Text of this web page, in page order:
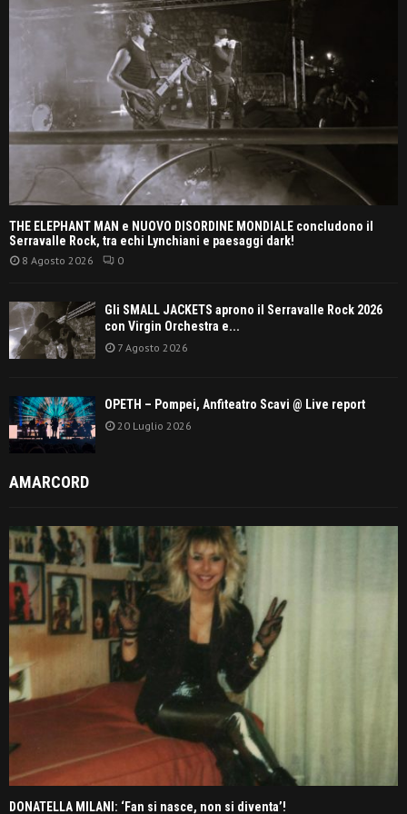
THE ELEPHANT MAN e NUOVO DISORDINE MONDIALE concludono il
Serravalle Rock, tra echi Lynchiani e paesaggi dark!
8 Agosto 2026 0
Gli SMALL JACKETS aprono il Serravalle Rock 2026
con Virgin Orchestra e...
7 Agosto 2026
OPETH – Pompei, Anfiteatro Scavi @ Live report
20 Luglio 2026
AMARCORD
DONATELLA MILANI: ‘Fan si nasce, non si diventa’!